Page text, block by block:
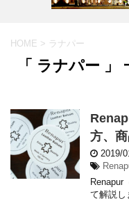
HOME > ラナパー
「 ラナパー 」
方、
2019/
Renapur
て解説し